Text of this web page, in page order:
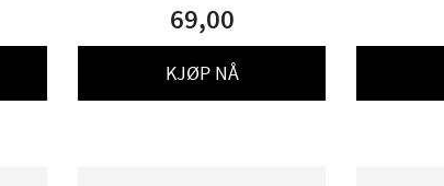
69,00
KJØP NÅ